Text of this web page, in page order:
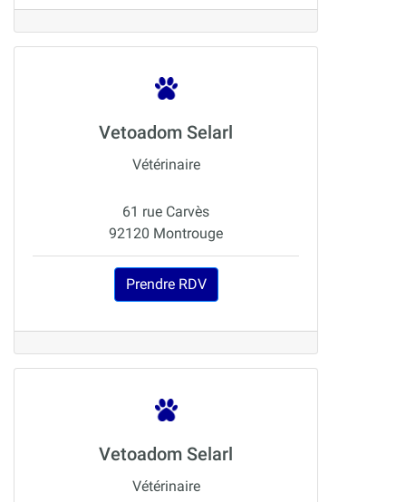
Vetoadom Selarl
Vétérinaire
61 rue Carvès
92120 Montrouge
Prendre RDV
Vetoadom Selarl
Vétérinaire